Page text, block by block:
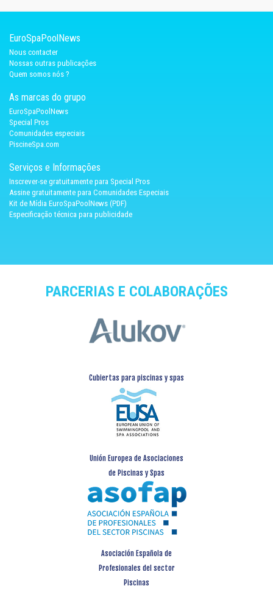
EuroSpaPoolNews
Nous contacter
Nossas outras publicações
Quem somos nós ?
As marcas do grupo
EuroSpaPoolNews
Special Pros
Comunidades especiais
PiscineSpa.com
Serviços e Informações
Inscrever-se gratuitamente para Special Pros
Assine gratuitamente para Comunidades Especiais
Kit de Mídia EuroSpaPoolNews (PDF)
Especificação técnica para publicidade
PARCERIAS E COLABORAÇÕES
Cubiertas para piscinas y spas
Unión Europea de Asociaciones
de Piscinas y Spas
Asociación Española de
Profesionales del sector
Piscinas